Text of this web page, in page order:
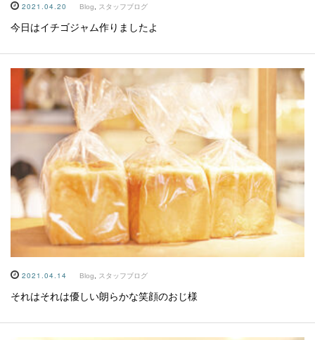
2021.04.20 Blog スタッフブログ
今日はイチゴジャム作りましたよ
2021.04.14 Blog, スタッフブログ
それはそれは優しい朗らかな笑顔のおじ様